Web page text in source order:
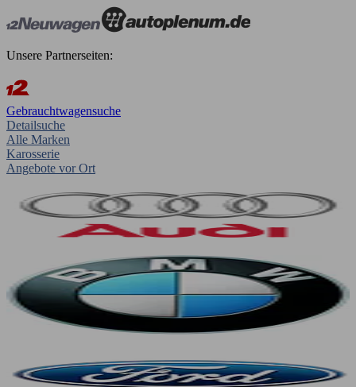
Unsere Partnerseiten:
Gebrauchtwagensuche
Detailsuche
Alle Marken
Karosserie
Angebote vor Ort